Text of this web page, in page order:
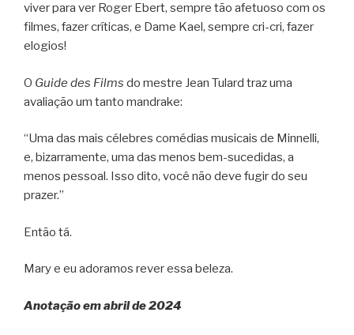
viver para ver Roger Ebert, sempre tão afetuoso com os
filmes, fazer críticas, e Dame Kael, sempre cri-cri, fazer
elogios!
O Guide des Films do mestre Jean Tulard traz uma
avaliação um tanto mandrake:
“Uma das mais célebres comédias musicais de Minnelli,
e, bizarramente, uma das menos bem-sucedidas, a
menos pessoal. Isso dito, você não deve fugir do seu
prazer.”
Então tá.
Mary e eu adoramos rever essa beleza.
Anotação em abril de 2024